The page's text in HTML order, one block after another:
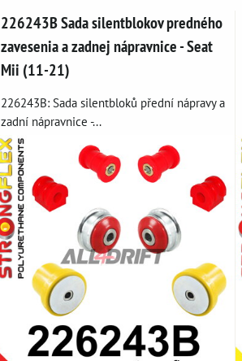
226243B Sada silentblokov predného
zavesenia a zadnej nápravnice - Seat
Mii (11-21)
226243B: Sada silentbloků přední nápravy a
zadní nápravnice -...